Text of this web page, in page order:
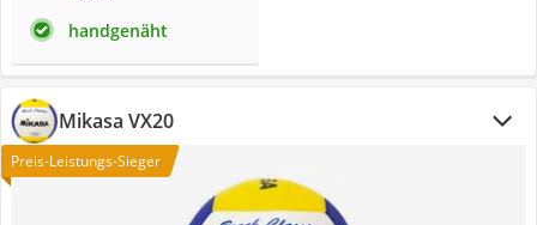
handgenäht
Mikasa VX20
Preis-Leistungs-Sieger